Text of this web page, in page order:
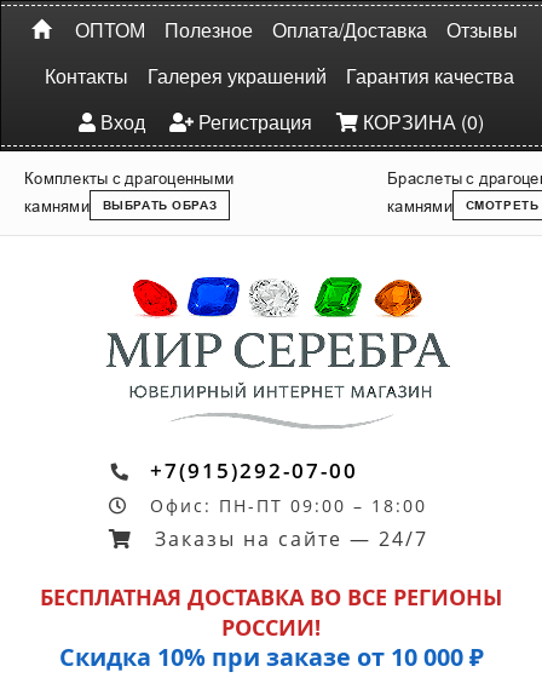
ОПТОМ Полезное Оплата/Доставка
Отзывы
Контакты
Галерея украшений
Гарантия качества
Вход
Регистрация КОРЗИНА (0)
Комплекты с драгоценными
камнями
ВЫБРАТЬ ОБРАЗ
Браслеты с
камнями
СМОТРЕТЬ
+7(915)292-07-00
Офис: ПН-ПТ 09:00 – 18:00
Заказы на сайте — 24/7
БЕСПЛАТНАЯ ДОСТАВКА ВО ВСЕ РЕГИОНЫ
РОССИИ!
Скидка 10% при заказе от 10 000 ₽